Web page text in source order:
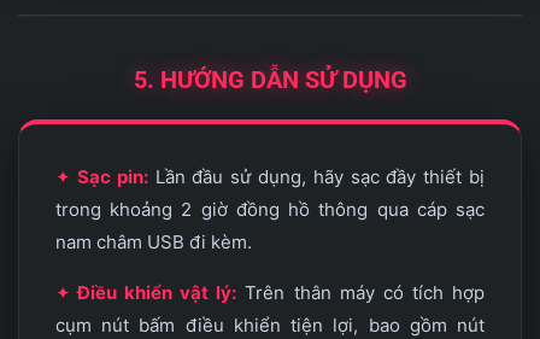
5. HƯỚNG DẪN SỬ DỤNG
✦ Sạc pin:Lần đầu sử dụng, hãy sạc đầy thiết bị
trong khoảng 2 giờ đồng hồ thông qua cáp sạc
nam châm USB đi kèm.
✦ Điều khiển vật lý: Trên thân máy có tích hợp
cụm nút bấm điều khiển tiện lợi, bao gồm nút